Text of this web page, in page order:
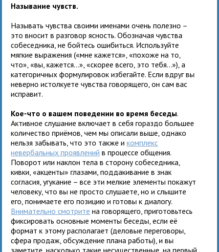
Называние чувств.
Называть чувства своими именами очень полезно –
это вносит в разговор ясность. Обозначая чувства
собеседника, не бойтесь ошибиться. Используйте
мягкие выражения («мне кажется», «похоже на то,
что», «вы, кажется…», «скорее всего, это тебя…»), а
категоричных формулировок избегайте. Если вдруг вы
неверно истолкуете чувства говорящего, он сам вас
исправит.
Кое-что о вашем поведении во время беседы.
Активное слушание включает в себя гораздо большее
количество приёмов, чем мы описали выше, однако
нельзя забывать, что это также икомплекс
невербальных проявлений в процессе общения.
Поворот или наклон тела в сторону собеседника,
кивки, «акценты» глазами, поддакивание в знак
согласия, угукание – все эти мелкие элементы покажут
человеку, что вы не просто слушаете, но и слышите
его, понимаете его позицию и готовы к диалогу.
Внимательно смотрите на говорящего, приготовьтесь
фиксировать основные моменты беседы, если её
формат к этому располагает (деловые переговоры,
сфера продаж, обсуждение плана работы), и вы
заметите, насколько такие несущественные, на первый